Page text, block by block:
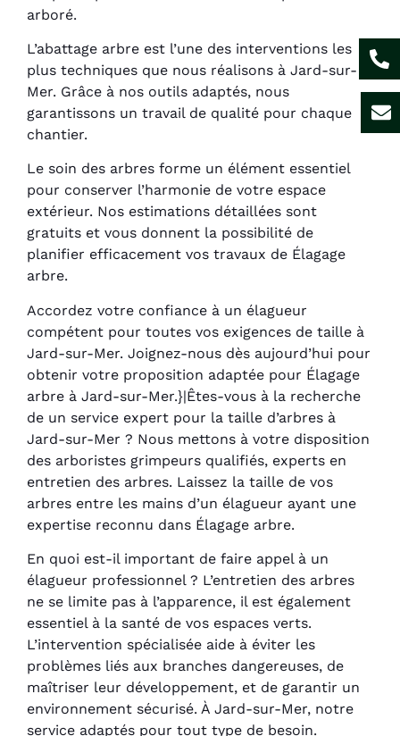
arboré.
L’abattage arbre est l’une des interventions les
plus techniques que nous réalisons à Jard-sur-
Mer. Grâce à nos outils adaptés, nous
garantissons un travail de qualité pour chaque
chantier.
Le soin des arbres forme un élément essentiel
pour conserver l’harmonie de votre espace
extérieur. Nos estimations détaillées sont
gratuits et vous donnent la possibilité de
planifier efficacement vos travaux de Élagage
arbre.
Accordez votre confiance à un élagueur
compétent pour toutes vos exigences de taille à
Jard-sur-Mer. Joignez-nous dès aujourd’hui pour
obtenir votre proposition adaptée pour Élagage
arbre à Jard-sur-Mer.}|Êtes-vous à la recherche
de un service expert pour la taille d’arbres à
Jard-sur-Mer ? Nous mettons à votre disposition
des arboristes grimpeurs qualifiés, experts en
entretien des arbres. Laissez la taille de vos
arbres entre les mains d’un élagueur ayant une
expertise reconnu dans Élagage arbre.
En quoi est-il important de faire appel à un
élagueur professionnel ? L’entretien des arbres
ne se limite pas à l’apparence, il est également
essentiel à la santé de vos espaces verts.
L’intervention spécialisée aide à éviter les
problèmes liés aux branches dangereuses, de
maîtriser leur développement, et de garantir un
environnement sécurisé. À Jard-sur-Mer, notre
service adaptés pour tout type de besoin.